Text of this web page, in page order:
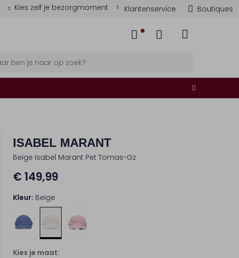
Kies zelf je bezorgmoment Klantenservice Boutiques
ISABEL MARANT
Beige Isabel Marant Pet Tomas-Gz
€ 149,99
Kleur: Beige
Kies je maat: